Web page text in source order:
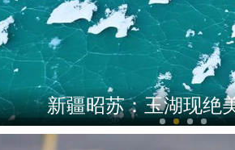
新疆昭苏：玉湖现绝